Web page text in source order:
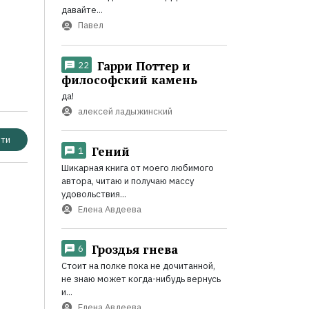
давайте...
Павел
22
Гарри Поттер и
философский камень
да!
алексей ладыжинский
1 Гений
Шикарная книга от моего любимого
автора, читаю и получаю массу
удовольствия...
Елена Авдеева
6 Гроздья гнева
Стоит на полке пока не дочитанной,
не знаю может когда-нибудь вернусь
и...